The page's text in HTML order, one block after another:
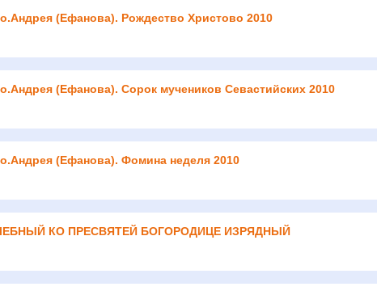
(Ефанова). Рождество Христово 2010
(Ефанова). Сорок мучеников Севастийских 2010
(Ефанова). Фомина неделя 2010
КО ПРЕСВЯТЕЙ БОГОРОДИЦЕ ИЗРЯДНЫЙ